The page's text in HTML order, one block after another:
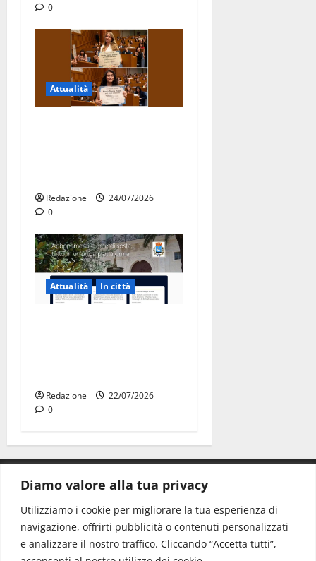
Diamo valore alla tua privacy
Utilizziamo i cookie per migliorare la tua esperienza di
navigazione, offrirti pubblicità o contenuti personalizzati
e analizzare il nostro traffico. Cliccando “Accetta tutti”,
0
Attualità
Redazione
24/07/2026
0
Attualità In città
Redazione
22/07/2026
0
CONTATTI.
Redazione: redazione@www.martinasera.it
Direttore:direttore@www.martinasera.it